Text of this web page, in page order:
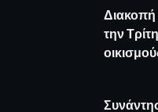
Διακοπή
την